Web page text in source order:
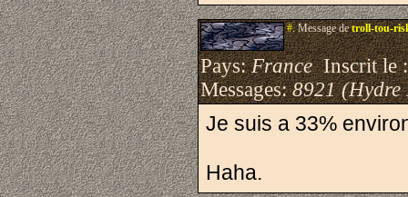
#.Message detroll-tou-
Pays:FranceInscrit le
Messages:8921 (Hydre
Je suis a 33%
Haha.